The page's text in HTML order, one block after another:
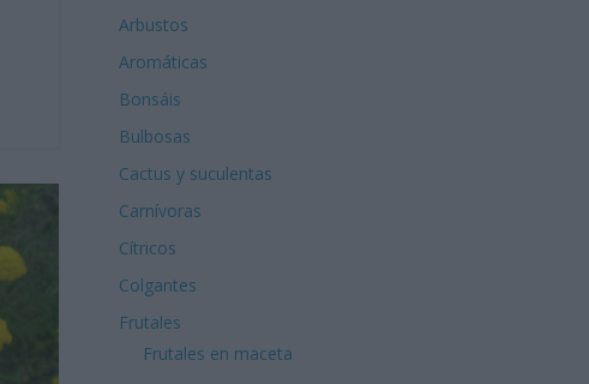
Arbustos
Aromáticas
Bonsáis
Bulbosas
Cactus y suculentas
Carnívoras
Cítricos
Colgantes
Frutales
Frutales en maceta